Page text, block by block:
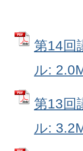
第14回
ル:
第13回
ル: